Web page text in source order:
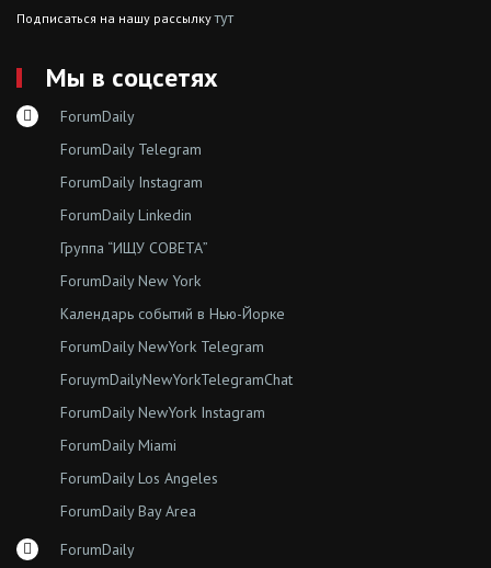
Подписаться на нашу рассылкутут
Мы в соцсетях
ForumDaily
ForumDaily Telegram
ForumDaily Instagram
ForumDaily Linkedin
Группа “ИЩУ СОВЕТА”
ForumDaily New York
Календарь событий в Нью-Йорке
ForumDaily NewYork Telegram
ForuymDailyNewYorkTelegramChat
ForumDaily NewYork Instagram
ForumDaily Miami
ForumDaily Los Angeles
ForumDaily Bay Area
ForumDaily